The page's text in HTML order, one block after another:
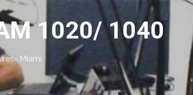
1020/ 1040
Miami